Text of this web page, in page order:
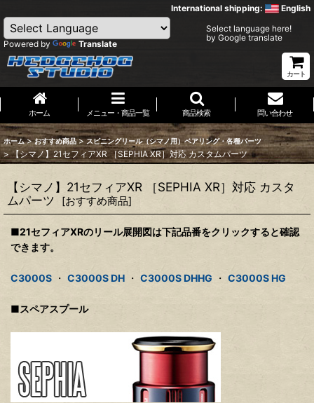
International shipping: English
Powered by Translate
Select language here!
by Google translate
カート
ホーム メニュー・商品一覧 商品検索 問い合わせ
ホーム > おすすめ商品 > スピニングリール（シマノ用）ベアリング・各種パーツ
> 【シマノ】21セフィアXR ［SEPHIA XR］対応 カスタムパーツ
【シマノ】21セフィアXR ［SEPHIA XR］対応 カスタ
ムパーツ
[おすすめ商品]
■21セフィアXRのリール展開図は下記品番をクリックすると確認
できます。
C3000S ・ C3000S DH ・ C3000S DHHG ・ C3000S HG
■スペアスプール